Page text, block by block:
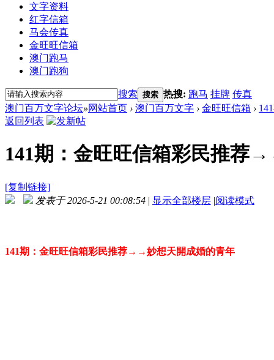
文字资料
红字信箱
马会传真
金旺旺信箱
澳门跑马
澳门跑狗
搜索 搜索 热搜: 跑马 挂牌 传真
澳门百万文字论坛»网站首页 › 澳门百万文字 › 金旺旺信箱 ›
返回列表
141期：金旺旺信箱彩民推荐
[复制链接]
发表于 2026-5-21 00:08:54 | 显示全部楼层 |阅读模式
141期：金旺旺信箱彩民推荐→→妙想天開成婚的青年